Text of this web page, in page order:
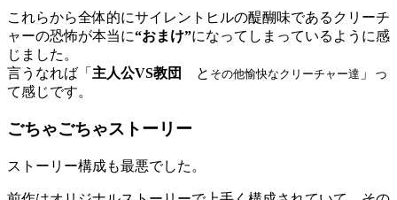
これらから全体的にサイレントヒルの醍醐味であるクリーチ
ャーの恐怖が本当に“おまけ”になってしまっているように感
じました。
言うなれば「 主人公VS教団 と その他愉快なクリーチャー達 」っ
て感じです。
ごちゃごちゃストーリー
ストーリー構成も最悪でした。